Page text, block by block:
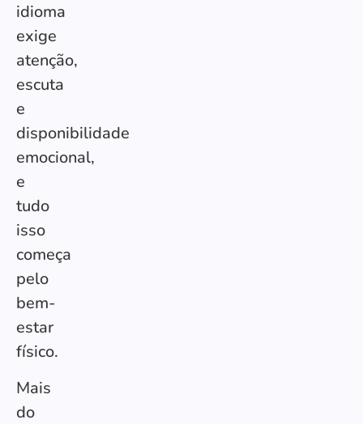
idioma
exige
atenção,
escuta
e
disponibilidade
emocional,
e
tudo
isso
começa
pelo
bem-
estar
físico.
Mais
do